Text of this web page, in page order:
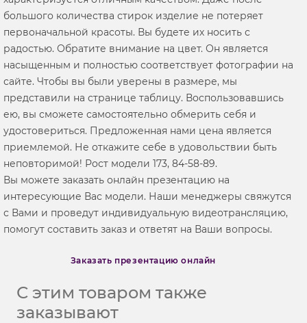
большого количества стирок изделие не потеряет
первоначальной красоты. Вы будете их носить с
радостью. Обратите внимание на цвет. Он является
насыщенным и полностью соответствует фотографии на
сайте. Чтобы вы были уверены в размере, мы
представили на странице таблицу. Воспользовавшись
ею, вы сможете самостоятельно обмерить себя и
удостовериться. Предложенная нами цена является
приемлемой. Не откажите себе в удовольствии быть
неповторимой! Рост модели 173, 84-58-89.
Вы можете заказать онлайн презентацию на
интересующие Вас модели. Наши менеджеры свяжутся
с Вами и проведут индивидуальную видеотрансляцию,
помогут составить заказ и ответят на Ваши вопросы.
Заказать презентацию онлайн
С этим товаром также
заказывают